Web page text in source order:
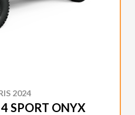
2024
SPORT ONYX